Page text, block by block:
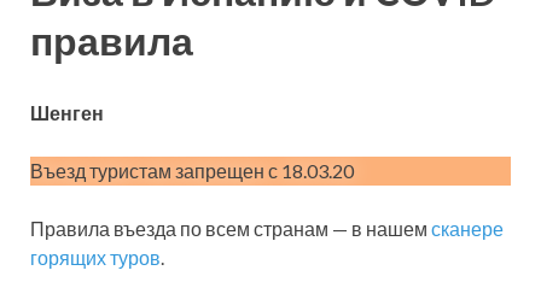
правила
Шенген
Въезд туристам запрещен с 18.03.20
Правила въезда по всем странам — в нашем сканере
горящих туров.